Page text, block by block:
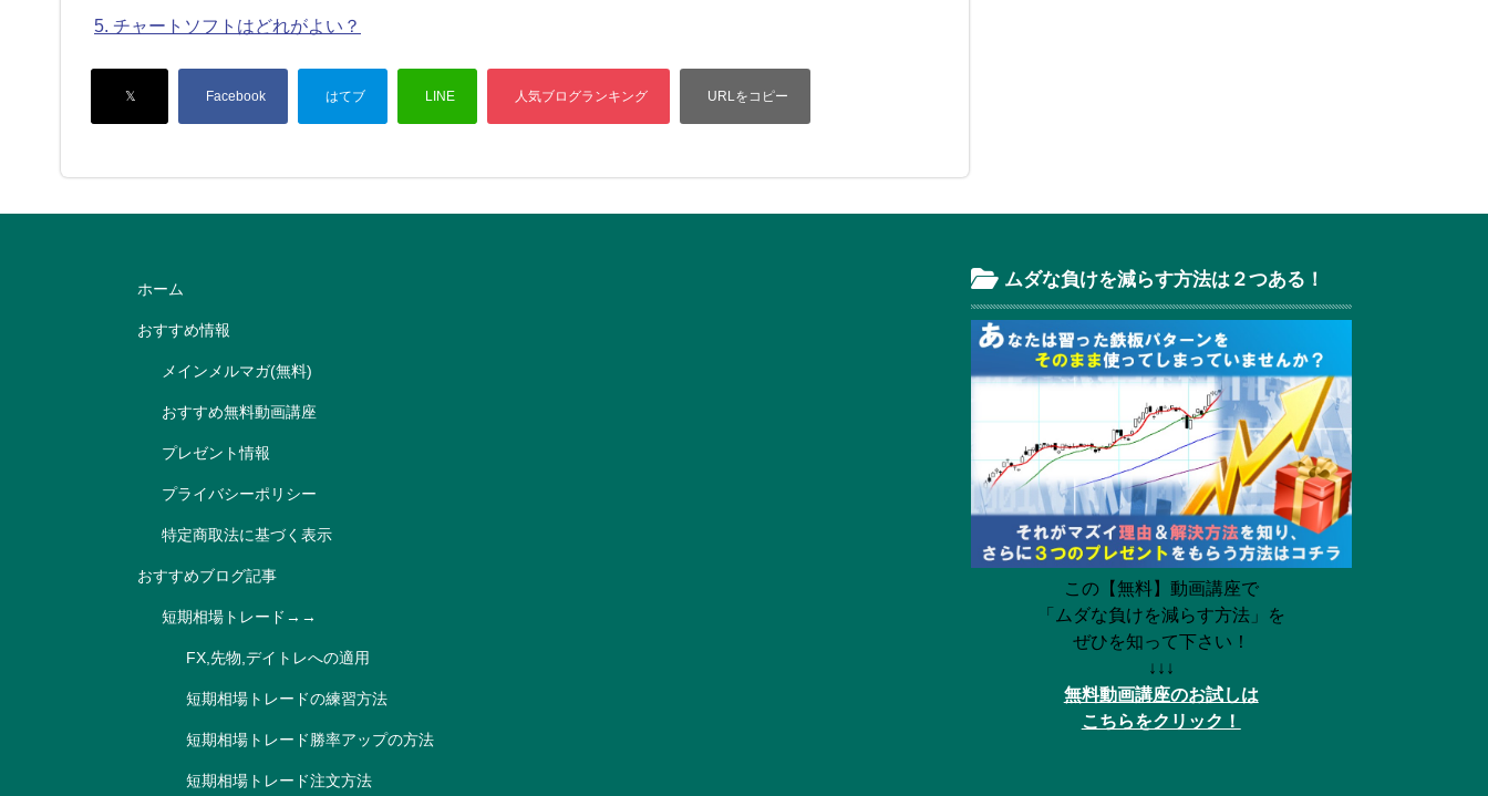
5. チャートソフトはどれがよい？
ホーム
おすすめ情報
メインメルマガ(無料)
おすすめ無料動画講座
プレゼント情報
プライバシーポリシー
特定商取法に基づく表示
おすすめブログ記事
短期相場トレード→→
FX,先物,デイトレへの適用
短期相場トレードの練習方法
短期相場トレード勝率アップの方法
短期相場トレード注文方法
ムダな負けを減らす方法は２つある！
この【無料】動画講座で
「ムダな負けを減らす方法」を
ぜひを知って下さい！
↓↓↓
無料動画講座のお試しは
こちらをクリック！